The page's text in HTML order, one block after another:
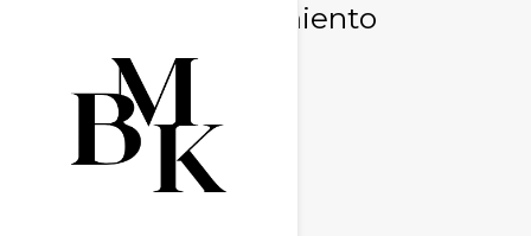
Gestionar consentimiento